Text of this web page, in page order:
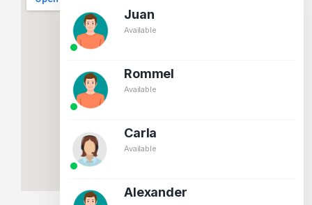
Juan
Available
Rommel
Available
Carla
Available
Alexander